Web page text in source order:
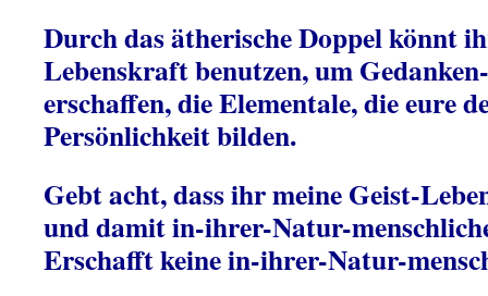
Durch das ätherische Doppel könnt
Lebenskraft benutzen, um
erschaffen, die Elementale, die eure
Persönlichkeit bilden.
Gebt acht, dass ihr meine Geist-
und damit in-ihrer-Natur-
Erschafft keine in-ihrer-Natur-